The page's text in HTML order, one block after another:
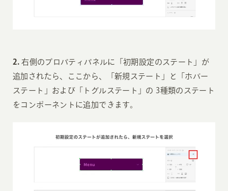
2.右側のプロパティパネルに「初期設定のステート」が
追加されたら、ここから、「新規ステート」と「ホバー
ステート」および「トグルステート」の 3種類のステート
をコンポーネントに追加できます。